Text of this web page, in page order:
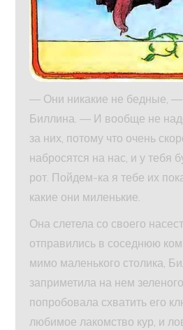
— Они никакие не бедные, —
Биллина. — И вообще не
за них, потому что очень
набросятся на нас, и у тебя
рот. Пойдем-ка я тебе их
какие они миленькие.
Она слетела со своего
отправились в соседнюю
мимо маленького столика,
заприметила на нем
попробовала схватить его
любимое лакомство кур, и